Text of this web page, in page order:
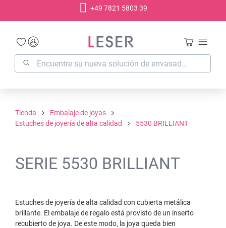
+49 7821 5803 39
Tienda
Embalaje de joyas
Estuches de joyería de alta calidad
5530 BRILLIANT
SERIE 5530 BRILLIANT
Estuches de joyería de alta calidad con cubierta metálica
brillante. El embalaje de regalo está provisto de un inserto
recubierto de joya. De este modo, la joya queda bien